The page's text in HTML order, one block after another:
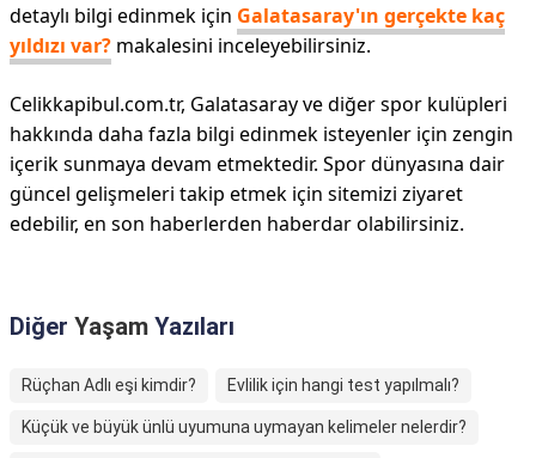
detaylı bilgi edinmek için Galatasaray'ın gerçekte kaç
yıldızı var? makalesini inceleyebilirsiniz.
Celikkapibul.com.tr, Galatasaray ve diğer spor kulüpleri
hakkında daha fazla bilgi edinmek isteyenler için zengin
içerik sunmaya devam etmektedir. Spor dünyasına dair
güncel gelişmeleri takip etmek için sitemizi ziyaret
edebilir, en son haberlerden haberdar olabilirsiniz.
Diğer Yaşam Yazıları
Rüçhan Adlı eşi kimdir? Evlilik için hangi test yapılmalı?
Küçük ve büyük ünlü uyumuna uymayan kelimeler nelerdir?